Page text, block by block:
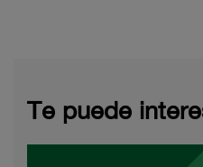
Te puede